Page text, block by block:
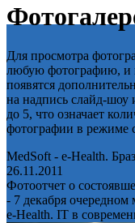
Для просмотра
любую фотографию, и
появятся
на надпись слайд-шоу
до 5, что означает
фотографии в режиме
MedSoft - e-Health.
26.11.2011
Фотоотчет о
- 7 декабря
e-Health. IT в